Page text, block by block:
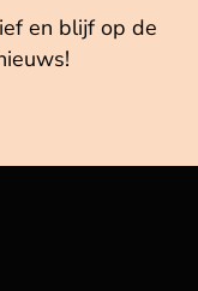
en blijf op de